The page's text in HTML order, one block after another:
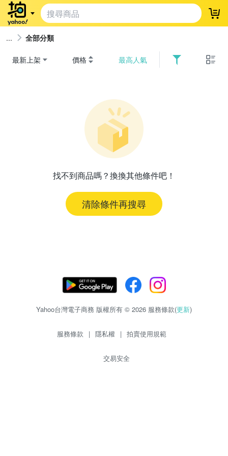
登
全部分類
最新上架 價格 最高人氣
找不到商品嗎？換換其他條件吧！
清除條件再搜尋
Yahoo台灣電子商務 版權所有 © 2026 服務條款(更新)
服務條款 | 隱私權 | 拍賣使用規範
交易安全